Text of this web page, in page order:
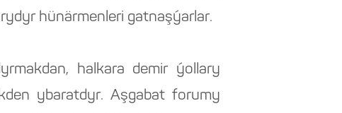
hünärmenleri gatnaşýarlar.
halkara demir ýollary
ybaratdyr. Aşgabat forumy